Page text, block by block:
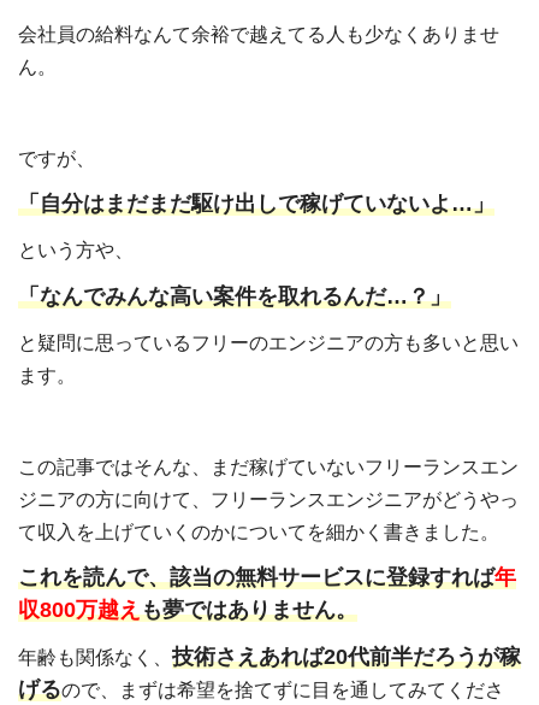
会社員の給料なんて余裕で越えてる人も少なくありませ
ん。
ですが、
「自分はまだまだ駆け出しで稼げていないよ…」
という方や、
「なんでみんな高い案件を取れるんだ…？」
と疑問に思っているフリーのエンジニアの方も多いと思い
ます。
この記事ではそんな、まだ稼げていないフリーランスエン
ジニアの方に向けて、フリーランスエンジニアがどうやっ
て収入を上げていくのかについてを細かく書きました。
これを読んで、該当の無料サービスに登録すれば年
収800万越えも夢ではありません。
年齢も関係なく、 技術さえあれば20代前半だろうが稼
げるので、まずは希望を捨てずに目を通してみてくださ